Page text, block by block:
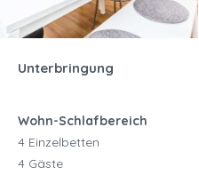
Unterbringung
Wohn-Schlafbereich
4 Einzelbetten
4 Gäste